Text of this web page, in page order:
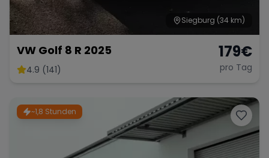
Siegburg (34 km)
VW Golf 8 R 2025
4.9 (141)
179€
pro Tag
~1,8 Stunden